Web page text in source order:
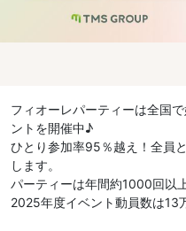
フィオーレパーティーは全国
ントを開催中♪
ひとり参加率95％越え！全員
します。
パーティーは年間約1000回以
2025年度イベント動員数は13